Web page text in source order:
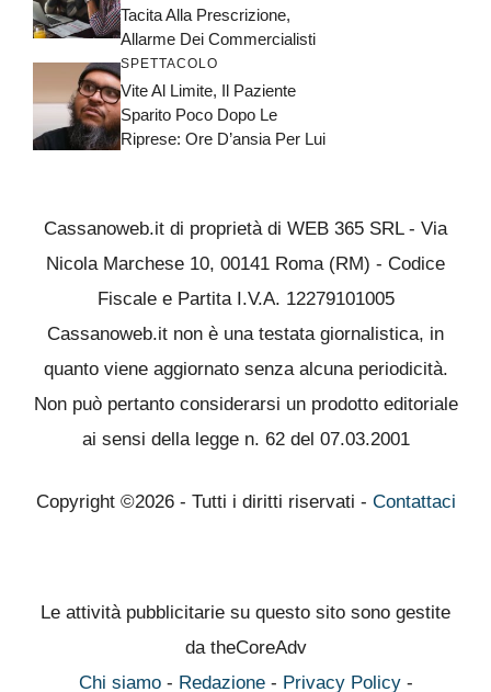
Tacita Alla Prescrizione,
Allarme Dei Commercialisti
SPETTACOLO
Vite Al Limite, Il Paziente
Sparito Poco Dopo Le
Riprese: Ore D’ansia Per Lui
Cassanoweb.it di proprietà di WEB 365 SRL - Via
Nicola Marchese 10, 00141 Roma (RM) - Codice
Fiscale e Partita I.V.A. 12279101005
Cassanoweb.it non è una testata giornalistica, in
quanto viene aggiornato senza alcuna periodicità.
Non può pertanto considerarsi un prodotto editoriale
ai sensi della legge n. 62 del 07.03.2001
Copyright ©2026 - Tutti i diritti riservati - Contattaci
Le attività pubblicitarie su questo sito sono gestite
da theCoreAdv
Chi siamo- Redazione- Privacy Policy-